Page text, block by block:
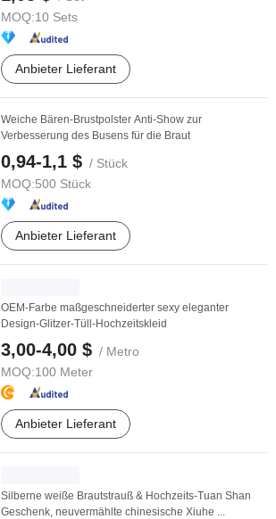
MOQ:10 Sets
Anbieter Lieferant
Weiche Bären-Brustpolster Anti-Show zur
Verbesserung des Busens für die Braut
0,94-1,1 $ / Stück
MOQ:500 Stück
Anbieter Lieferant
OEM-Farbe maßgeschneiderter sexy eleganter
Design-Glitzer-Tüll-Hochzeitskleid
3,00-4,00 $ / Metro
MOQ:100 Meter
Anbieter Lieferant
Silberne weiße Brautstrauß & Hochzeits-Tuan Shan
Geschenk, neuvermählte chinesische Xiuhe ...